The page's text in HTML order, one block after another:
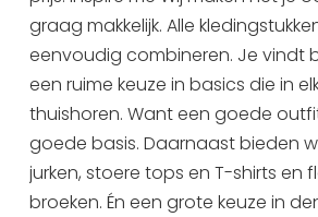
Bootverhuur
graag makkelijk. Alle
eenvoudig combineren. Je vindt
een ruime keuze in basics die in
thuishoren. Want een goede
goede basis. Daarnaast bieden
jurken, stoere tops en T-shirts en
broeken. Én een grote keuze in